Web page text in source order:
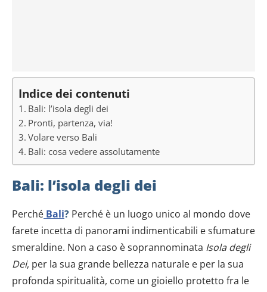
Indice dei contenuti
Bali: l’isola degli dei
Pronti, partenza, via!
Volare verso Bali
Bali: cosa vedere assolutamente
Bali: l’isola degli dei
Perché Bali? Perché è un luogo unico al mondo dove
farete incetta di panorami indimenticabili e sfumature
smeraldine. Non a caso è soprannominata Isola degli
Dei, per la sua grande bellezza naturale e per la sua
profonda spiritualità, come un gioiello protetto fra le